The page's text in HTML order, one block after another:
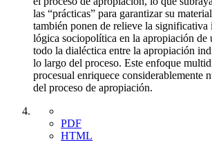
las “prácticas” para garantizar su
también ponen de relieve la significativa
lógica sociopolítica en la apropiación de
todo la dialéctica entre la apropiación
lo largo del proceso. Este enfoque
procesual enriquece considerablemente
del proceso de apropiación.
PDF
HTML